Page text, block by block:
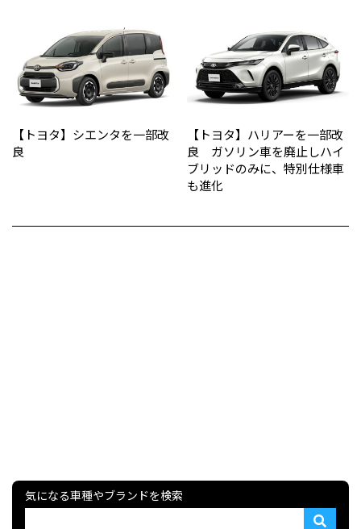
【トヨタ】シエンタを一部改
良
【トヨタ】ハリアーを一部改
良 ガソリン車を廃止しハイ
ブリッドのみに、特別仕様車
も進化
気になる車種やブランドを検索